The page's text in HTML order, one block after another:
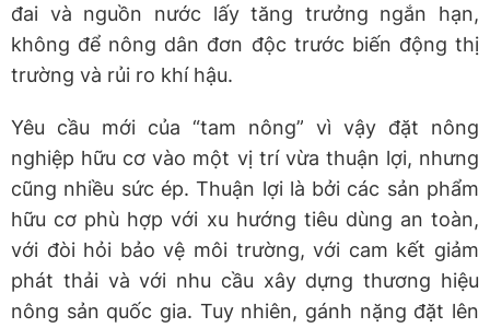
đai và nguồn nước lấy tăng trưởng ngắn hạn,
không để nông dân đơn độc trước biến động thị
trường và rủi ro khí hậu.
Yêu cầu mới của “tam nông” vì vậy đặt nông
nghiệp hữu cơ vào một vị trí vừa thuận lợi, nhưng
cũng nhiều sức ép. Thuận lợi là bởi các sản phẩm
hữu cơ phù hợp với xu hướng tiêu dùng an toàn,
với đòi hỏi bảo vệ môi trường, với cam kết giảm
phát thải và với nhu cầu xây dựng thương hiệu
nông sản quốc gia. Tuy nhiên, gánh nặng đặt lên